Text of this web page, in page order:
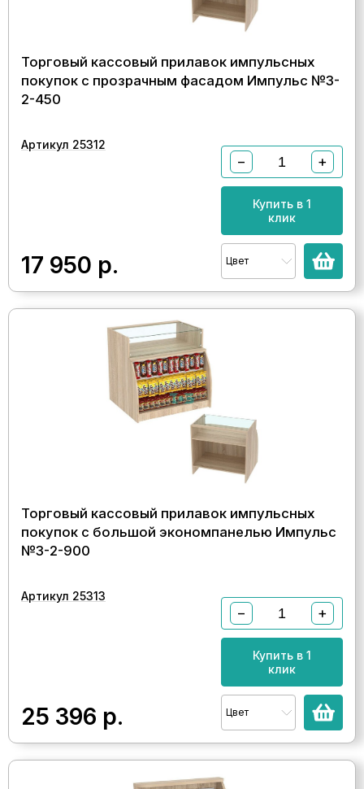
Торговый кассовый прилавок импульсных
покупок с прозрачным фасадом Импульс №3-
2-450
Артикул 25312
17 950 р.
− +
Купить в 1
клик
Цвет
Торговый кассовый прилавок импульсных
покупок с большой экономпанелью Импульс
№3-2-900
Артикул 25313
25 396 р.
− +
Купить в 1
клик
Цвет